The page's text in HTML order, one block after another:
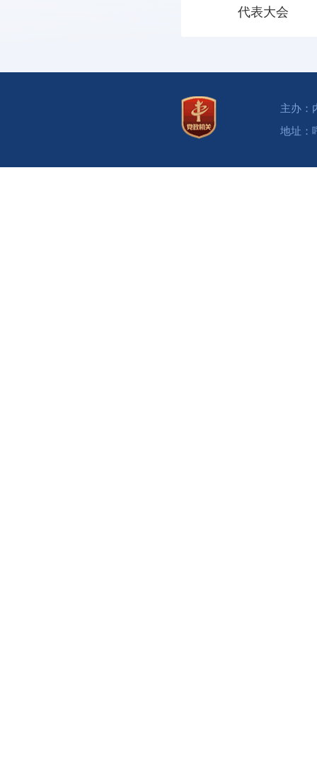
代表大会
主办
地址：